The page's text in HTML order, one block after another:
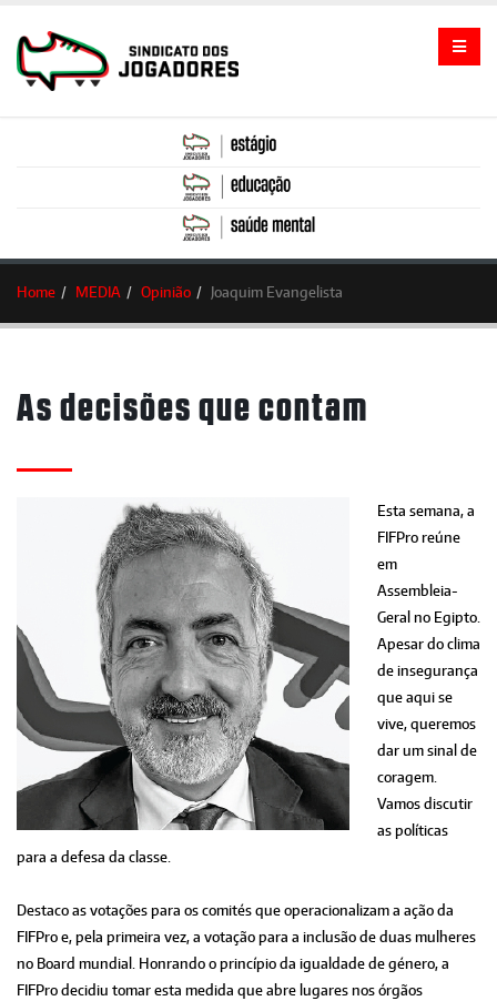
Home MEDIA Opinião Joaquim Evangelista
As decisões que contam
Esta semana, a
FIFPro reúne
em
Assembleia-
Geral no Egipto.
Apesar do clima
de insegurança
que aqui se
vive, queremos
dar um sinal de
coragem.
Vamos discutir
as políticas
para a defesa da classe.
Destaco as votações para os comités que operacionalizam a ação da
FIFPro e, pela primeira vez, a votação para a inclusão de duas mulheres
no Board mundial. Honrando o princípio da igualdade de género, a
FIFPro decidiu tomar esta medida que abre lugares nos órgãos